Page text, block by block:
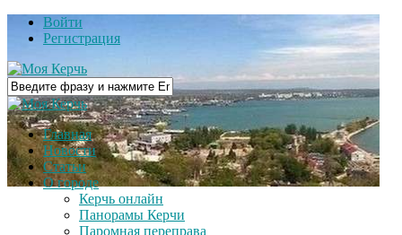
Войти
Регистрация
Главная
Новости
Статьи
О городе
Керчь онлайн
Панорамы Керчи
Паромная переправа